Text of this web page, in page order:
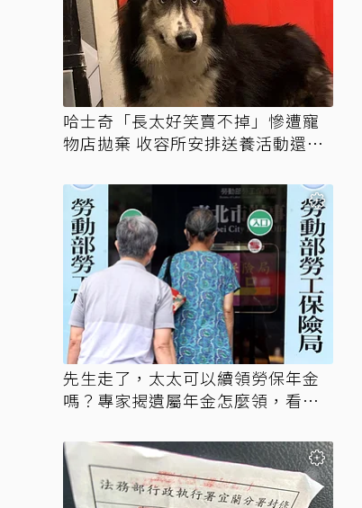
哈士奇「長太好笑賣不掉」慘遭寵
物店拋棄 收容所安排送養活動還是
先生走了，太太可以續領勞保年金
嗎？專家揭遺屬年金怎麼領，看順